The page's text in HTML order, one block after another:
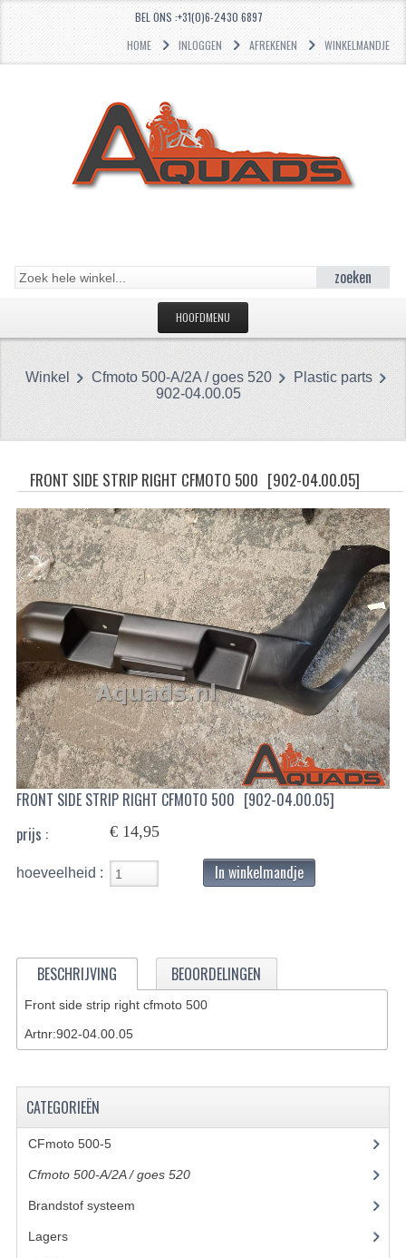
BEL ONS :+31(0)6-2430 6897
HOME
INLOGGEN AFREKENEN WINKELMANDJE
zoeken
HOOFDMENU
CATEGORIEËN
BRANDSTOF SYSTEEM
LAGERS
PAKKINGEN
PLASTIC PARTS
VERLICHTING
ONDERDELEN 50CC TOT 125CC
UNIVERSELE QUAD ONDERDELEN
BASHAN ONDERDELEN
BASHAN 150CC
BASHAN 200S-7-200S-A
BRANDSTOF SYSTEEM
KABELS
KAPPEN EN FRAME
SCHOKBREKERS
Winkel Cfmoto 500-A/2A / goes 520
Plastic parts
902-04.00.05
FRONT SIDE STRIP RIGHT CFMOTO 500 [902-04.00.05]
FRONT SIDE STRIP RIGHT CFMOTO 500 [902-04.00.05]
prijs :
€ 14,95
hoeveelheid : In winkelmandje
BESCHRIJVING BEOORDELINGEN
Front side strip right cfmoto 500
Artnr:902-04.00.05
CATEGORIEËN
CFmoto 500-5(5)
Cfmoto 500-A/2A / goes 520(347)
Brandstof systeem
Lagers(12)